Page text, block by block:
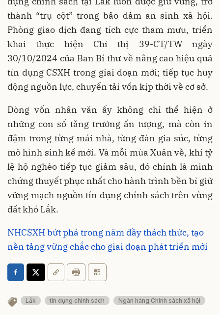
thành “trụ cột” trong bảo đảm an sinh xã hội.
Phòng giao dịch đang tích cực tham mưu, triển
khai thực hiện Chỉ thị 39-CT/TW ngày
30/10/2024 của Ban Bí thư về nâng cao hiệu quả
tín dụng CSXH trong giai đoạn mới; tiếp tục huy
động nguồn lực, chuyển tải vốn kịp thời về cơ sở.
Dòng vốn nhân văn ấy không chỉ thể hiện ở
những con số tăng trưởng ấn tượng, mà còn in
đậm trong từng mái nhà, từng đàn gia súc, từng
mô hình sinh kế mới. Và mỗi mùa Xuân về, khi tỷ
lệ hộ nghèo tiếp tục giảm sâu, đó chính là minh
chứng thuyết phục nhất cho hành trình bền bỉ giữ
vững mạch nguồn tín dụng chính sách trên vùng
đất khó Lắk.
NHCSXH bứt phá trong năm đầy thách thức, tạo
nền tảng vững chắc cho giai đoạn phát triển mới
Lắk tín dụng chính sách Ngân hàng Chính sách xã hội